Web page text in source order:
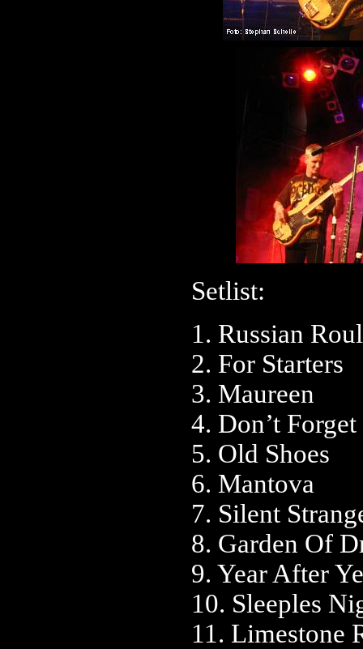
Setlist:
1. Russian
2. For Starters
3. Maureen
4. Don’t
5. Old Shoes
6. Mantova
7. Silent
8. Garden Of
9. Year After
10. Sleeples
11. Limestone